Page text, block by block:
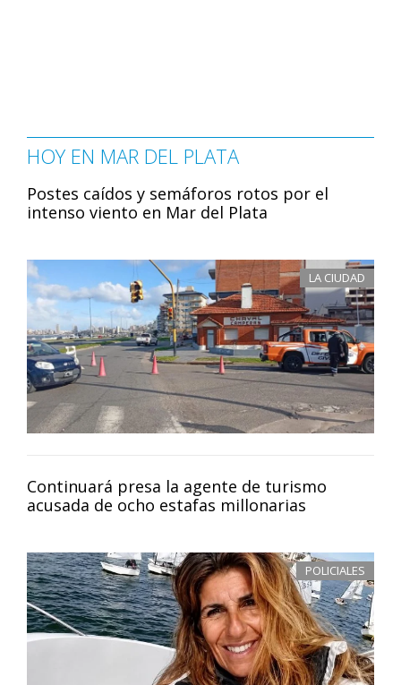
HOY EN MAR DEL PLATA
Postes caídos y semáforos rotos por el
intenso viento en Mar del Plata
LA CIUDAD
Continuará presa la agente de turismo
acusada de ocho estafas millonarias
POLICIALES